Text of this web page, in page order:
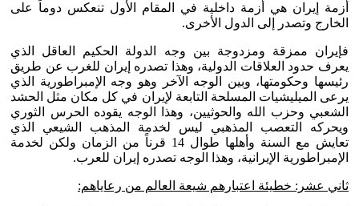
أزمة إيران هي أزمة داخلية في المقام الأول تنعكس دوماً على
الخارج وتصدر إلى الدول الأخرى.
فإيران ممزقة ومزدوجة بين وجه الدولة الحكيم العاقل الذي
يعرف حدود العلاقات الدولية، وهذا تصدره إيران للغرب عن طريق
رئيسها وحكومتها، وبين الوجه الآخر وهو وجه الإمبراطورية الذي
يرعى الميليشيات المسلحة التابعة لإيران في كل مكان مثل الحشد
الشعبي وحزب الله والحوثيين، وهذا الوجه يقوده الحرس الثوري
ويحركه التعصب المذهبي ليس لخدمة المذهب الشيعي الذي
تعايش مع السنة وأهلها طوال 14 قرناً من الزمان ولكن لخدمة
الإمبراطورية الإيرانية، وهذا الوجه تصدره إيران للعرب.
ثاني عشر: خطيئة اعتبارهم شيعة العالم من رعاياهم: